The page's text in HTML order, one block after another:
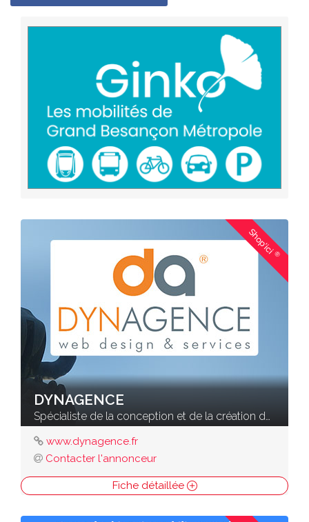
Shop'ici®
DYNAGENCE
Spécialiste de la conception et de la création de sites Internet
www.dynagence.fr
Contacter l'annonceur
Fiche détaillée